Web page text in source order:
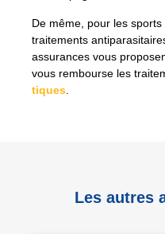
De même, pour les
traitements
assurances vous
vous rembourse les
tiques
Les autres